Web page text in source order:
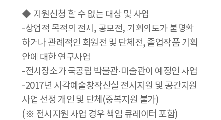
◆ 지원신청 할 수 없는 대상 및 사업
-상업적 목적의 전시, 공모전, 기획의도가 불명확
하거나 관례적인 회원전 및 단체전, 졸업작품 기획
안에 대한 연구사업
-전시장소가 국공립 박물관·미술관이 예정인 사업
-2017년 시각예술창작산실 전시지원 및 공간지원
사업 선정 개인 및 단체(중복지원 불가)
(※ 전시지원 사업 경우 책임 큐레이터 포함)